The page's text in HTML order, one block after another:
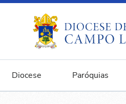
Diocese Paróquias